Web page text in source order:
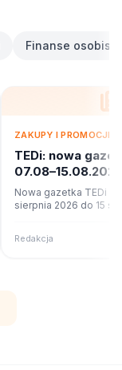
Finanse osobiste
ZAKUPY I PROMOCJE
TEDi: nowa
ofercie?
Nowa gazetka TEDi
sierpnia 2026 do 15
Redakcja